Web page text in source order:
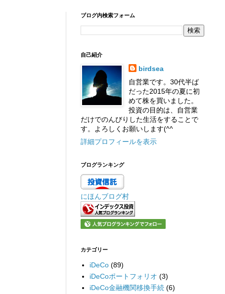
ブログ内検索フォーム
自己紹介
birdsea
自営業です。30代半ば
だった2015年の夏に初
めて株を買いました。
投資の目的は、自営業
だけでのんびりした生活をすることで
す。よろしくお願いします(^^
詳細プロフィールを表示
ブログランキング
にほんブログ村
カテゴリー
iDeCo (89)
iDeCoポートフォリオ (3)
iDeCo金融機関移換手続 (6)